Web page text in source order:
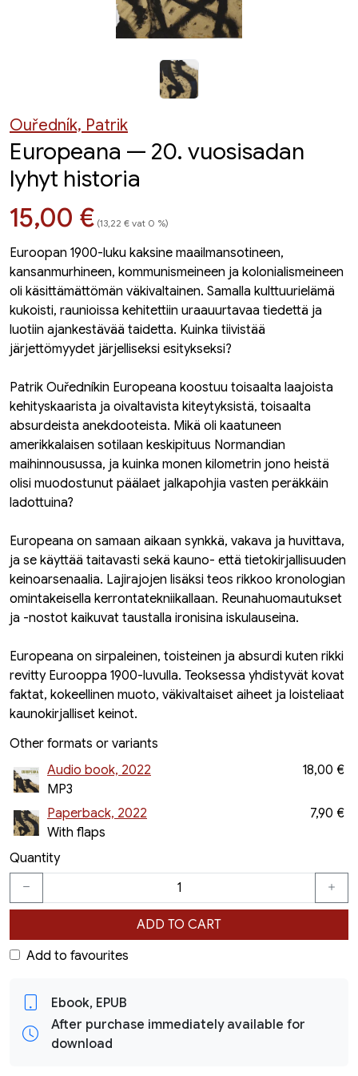
Ouředník, Patrik
Europeana — 20. vuosisadan
lyhyt historia
Hinta nyt
15,00 € (13,22 € vat 0 %)
Euroopan 1900-luku kaksine maailmansotineen,
kansanmurhineen, kommunismeineen ja kolonialismeineen
oli käsittämättömän väkivaltainen. Samalla kulttuurielämä
kukoisti, raunioissa kehitettiin uraauurtavaa tiedettä ja
luotiin ajankestävää taidetta. Kuinka tiivistää
järjettömyydet järjelliseksi esitykseksi?
Patrik Ouředníkin Europeana koostuu toisaalta laajoista
kehityskaarista ja oivaltavista kiteytyksistä, toisaalta
absurdeista anekdooteista. Mikä oli kaatuneen
amerikkalaisen sotilaan keskipituus Normandian
maihinnousussa, ja kuinka monen kilometrin jono heistä
olisi muodostunut päälaet jalkapohjia vasten peräkkäin
ladottuina?
Europeana on samaan aikaan synkkä, vakava ja huvittava,
ja se käyttää taitavasti sekä kauno- että tietokirjallisuuden
keinoarsenaalia. Lajirajojen lisäksi teos rikkoo kronologian
omintakeisella kerrontatekniikallaan. Reunahuomautukset
ja -nostot kaikuvat taustalla ironisina iskulauseina.
Europeana on sirpaleinen, toisteinen ja absurdi kuten rikki
revitty Eurooppa 1900-luvulla. Teoksessa yhdistyvät kovat
faktat, kokeellinen muoto, väkivaltaiset aiheet ja loisteliaat
kaunokirjalliset keinot.
Other formats or variants
Audio book, 2022
MP3
18,00 €
Paperback, 2022
With flaps
7,90 €
Quantity
ADD TO CART
Add to favourites
Ebook, EPUB
After purchase immediately available for
download